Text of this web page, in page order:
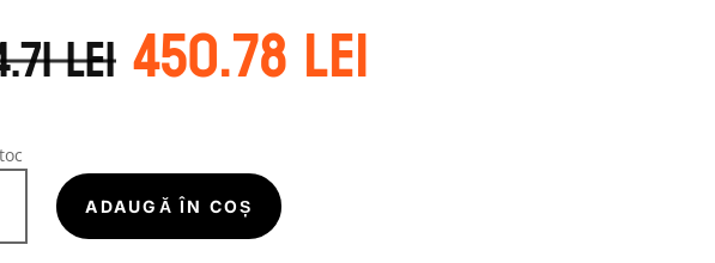
leiPrețul
inițial
afost:
450.78lei
ADAUGĂ ÎN COȘ